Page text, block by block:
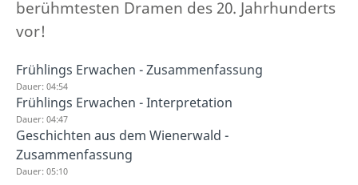
berühmtesten Dramen des 20. Jahrhunderts
vor!
Frühlings Erwachen - Zusammenfassung
Dauer: 04:54
Frühlings Erwachen - Interpretation
Dauer: 04:47
Geschichten aus dem Wienerwald -
Zusammenfassung
Dauer: 05:10